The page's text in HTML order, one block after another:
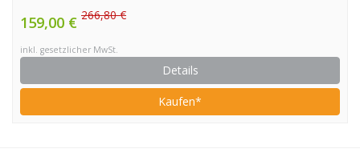
159,00 € 266,80 €
inkl. gesetzlicher MwSt.
Details
Kaufen*